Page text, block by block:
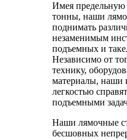
Имея предельную
тонны, наши
поднимать
незаменимым
подъемных и
Независимо от
технику,
материалы, наши
легкостью
подъемными
Наши лямочные
бесшовных